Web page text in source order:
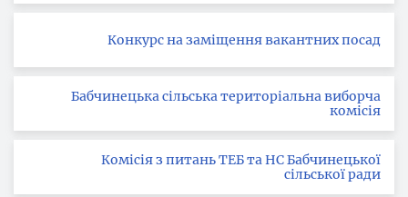
Конкурс на заміщення вакантних посад
Бабчинецька сільська територіальна виборча
комісія
Комісія з питань ТЕБ та НС Бабчинецької
сільської ради